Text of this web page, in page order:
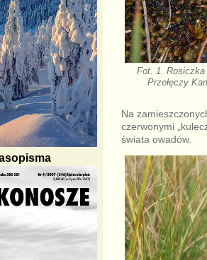
Fot. 1. Rosiczka
Przełęczy
Na
czerwonymi
świata owadów.